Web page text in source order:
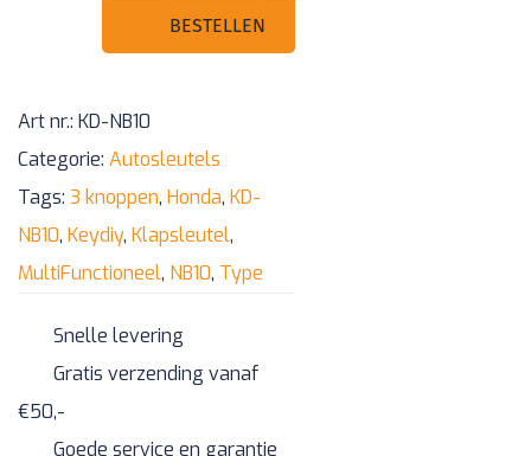
MultiFunctioneel
Honda
knoppen
klapsleutel
aantal
BESTELLEN
Art nr.: KD-NB10
Categorie: Autosleutels
Tags: 3 knoppen, Honda, KD-
NB10, Keydiy, Klapsleutel,
MultiFunctioneel, NB10, Type
Snelle levering
Gratis verzending vanaf
€50,-
Goede service en garantie